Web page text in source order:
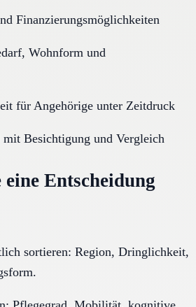
Finanzierungsmöglichkeiten
Wohnform und
für Angehörige unter Zeitdruck
Besichtigung und Vergleich
eine Entscheidung
sortieren: Region, Dringlichkeit,